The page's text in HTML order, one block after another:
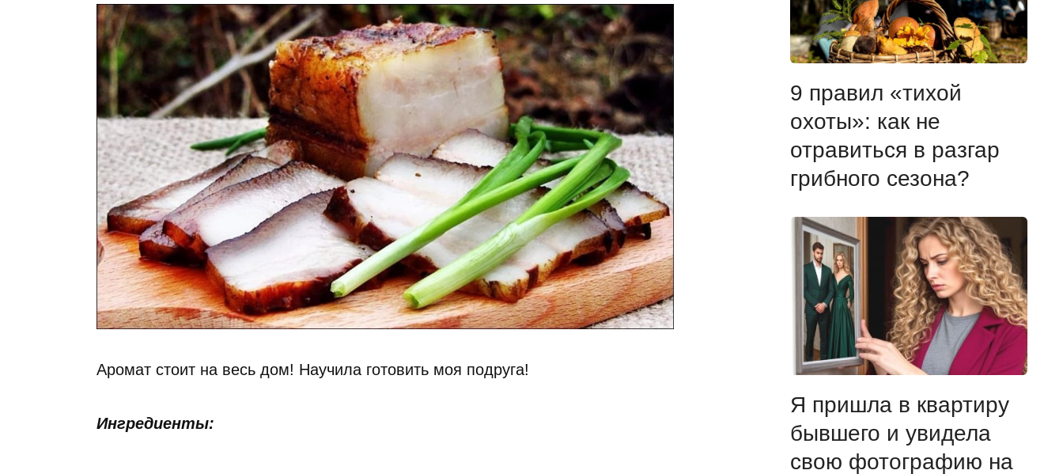
Аромат стоит на весь дом! Научила готовить моя подруга!
Ингредиенты:
9 правил «тихой
охоты»: как не
отравиться в разгар
грибного сезона?
Я пришла в квартиру
бывшего и увидела
свою фотографию на